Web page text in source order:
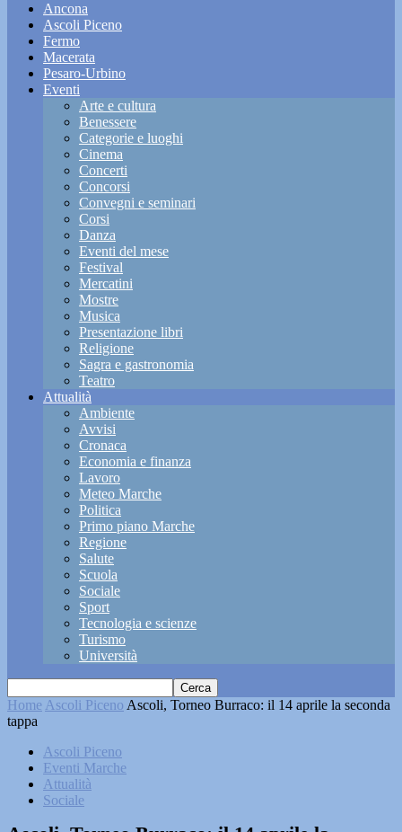
Ancona
Ascoli Piceno
Fermo
Macerata
Pesaro-Urbino
Eventi
Arte e cultura
Benessere
Categorie e luoghi
Cinema
Concerti
Concorsi
Convegni e seminari
Corsi
Danza
Eventi del mese
Festival
Mercatini
Mostre
Musica
Presentazione libri
Religione
Sagra e gastronomia
Teatro
Attualità
Ambiente
Avvisi
Cronaca
Economia e finanza
Lavoro
Meteo Marche
Politica
Primo piano Marche
Regione
Salute
Scuola
Sociale
Sport
Tecnologia e scienze
Turismo
Università
Home Ascoli Piceno Ascoli, Torneo Burraco: il 14 aprile la seconda
tappa
Ascoli Piceno
Eventi Marche
Attualità
Sociale